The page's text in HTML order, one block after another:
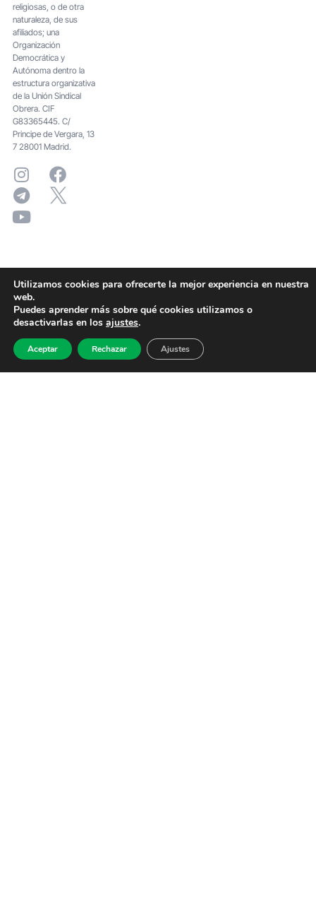
religiosas, o de otra
naturaleza, de sus
afiliados; una
Organización
Democrática y
Autónoma dentro la
estructura organizativa
de la Unión Sindical
Obrera. CIF
G83365445. C/
Principe de Vergara, 13
7 28001 Madrid.
Utilizamos cookies para ofrecerte la mejor experiencia en nuestra
web.
Puedes aprender más sobre qué cookies utilizamos o
desactivarlas en los ajustes.
Aceptar Rechazar Ajustes